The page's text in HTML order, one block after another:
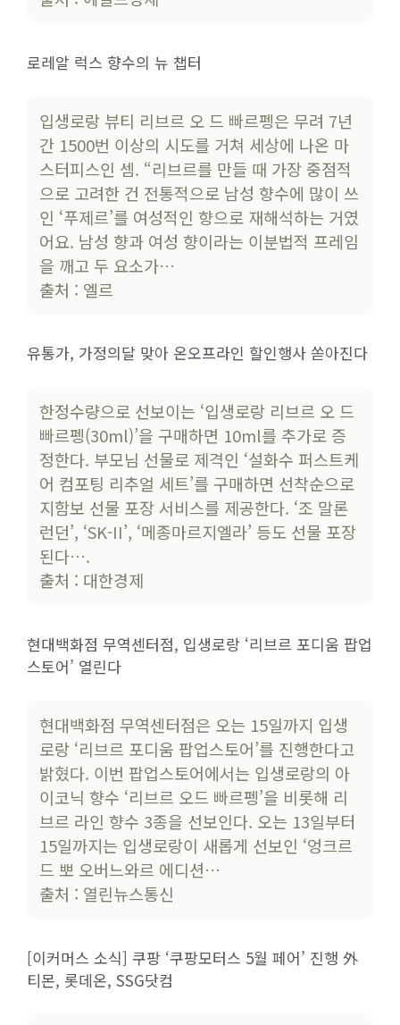
로레알 럭스 향수의 뉴 챕터
입생로랑 뷰티 리브르 오 드 빠르펭은 무려 7년
간 1500번 이상의 시도를 거쳐 세상에 나온 마
스터피스인 셈. “리브르를 만들 때 가장 중점적
으로 고려한 건 전통적으로 남성 향수에 많이 쓰
인 ‘푸제르’를 여성적인 향으로 재해석하는 거였
어요. 남성 향과 여성 향이라는 이분법적 프레임
을 깨고 두 요소가…
출처 : 엘르
유통가, 가정의달 맞아 온오프라인 할인행사 쏟아진다
한정수량으로 선보이는 ‘입생로랑 리브르 오 드
빠르펭(30ml)’을 구매하면 10ml를 추가로 증
정한다. 부모님 선물로 제격인 ‘설화수 퍼스트케
어 컴포팅 리추얼 세트’를 구매하면 선착순으로
지함보 선물 포장 서비스를 제공한다. ‘조 말론
런던’, ‘SK-II’, ‘메종마르지엘라’ 등도 선물 포장
된다….
출처 : 대한경제
현대백화점 무역센터점, 입생로랑 ‘리브르 포디움 팝업
스토어’ 열린다
현대백화점 무역센터점은 오는 15일까지 입생
로랑 ‘리브르 포디움 팝업스토어’를 진행한다고
밝혔다. 이번 팝업스토어에서는 입생로랑의 아
이코닉 향수 ‘리브르 오드 빠르펭’을 비롯해 리
브르 라인 향수 3종을 선보인다. 오는 13일부터
15일까지는 입생로랑이 새롭게 선보인 ‘엉크르
드 뽀 오버느와르 에디션…
출처 : 열린뉴스통신
[이커머스 소식] 쿠팡 ‘쿠팡모터스 5월 페어’ 진행 外
티몬, 롯데온, SSG닷컴